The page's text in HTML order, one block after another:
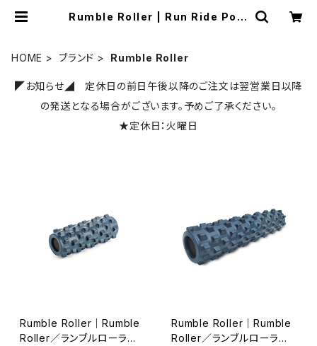
Rumble Roller | Run Ride Poin
HOME ブランド Rumble Roller
◤お知らせ◢ 定休日の前日午後以降のご注文は翌営業日以降
の発送となる場合がございます。予めご了承ください。
★定休日：火曜日
Rumble Roller｜Rumble
Roller／ランブルローラー
Rumble Roller｜Rumble
Roller／ランブルローラー